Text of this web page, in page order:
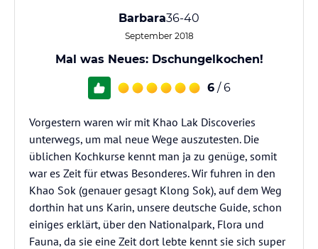
Barbara36-40
September 2018
Mal was Neues: Dschungelkochen!
6 / 6
Vorgestern waren wir mit Khao Lak Discoveries
unterwegs, um mal neue Wege auszutesten. Die
üblichen Kochkurse kennt man ja zu genüge, somit
war es Zeit für etwas Besonderes. Wir fuhren in den
Khao Sok (genauer gesagt Klong Sok), auf dem Weg
dorthin hat uns Karin, unsere deutsche Guide, schon
einiges erklärt, über den Nationalpark, Flora und
Fauna, da sie eine Zeit dort lebte kennt sie sich super